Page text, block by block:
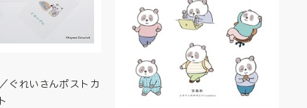
ぐれいさんポストカ